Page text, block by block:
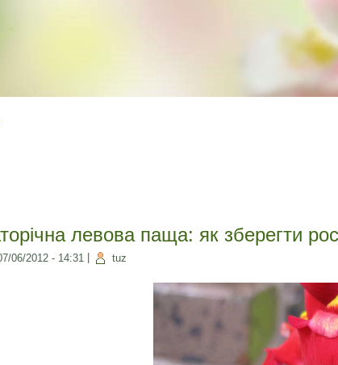
левова паща: як зберегти
06/2012 - 14:31 tuz